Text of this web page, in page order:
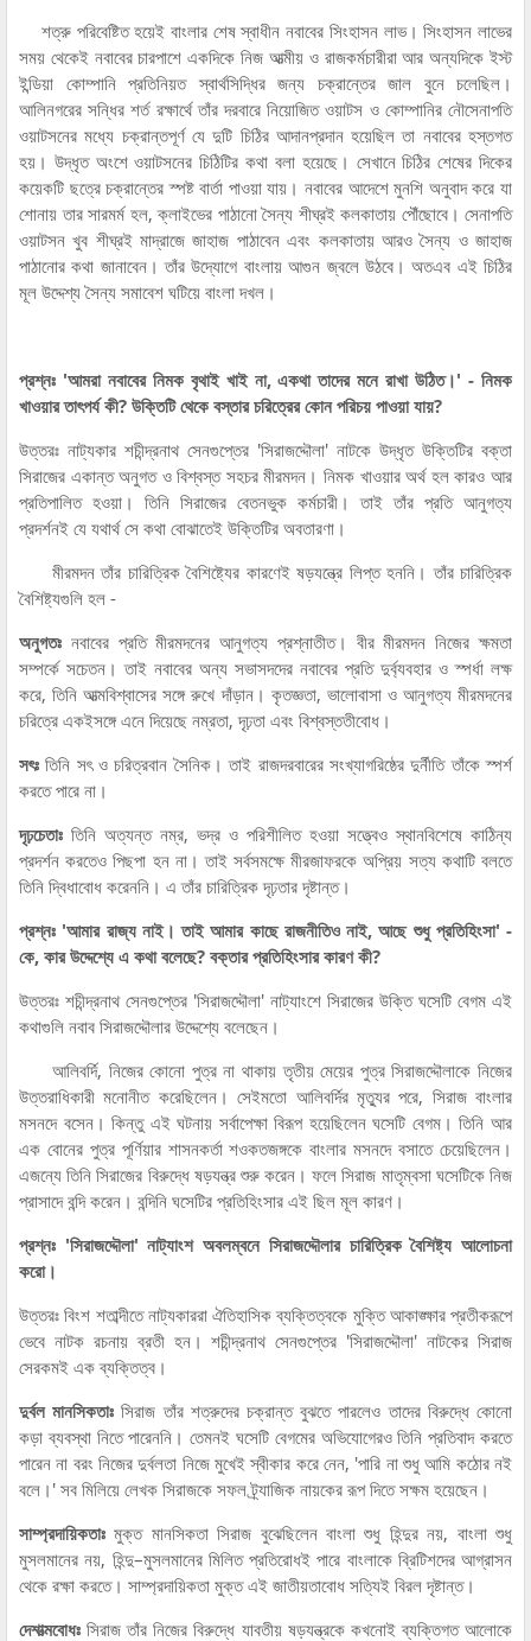
শত্রু পরিবেষ্টিত হয়েই বাংলার শেষ স্বাধীন নবাবের সিংহাসন লাভ। সিংহাসন লাভের
সময় থেকেই নবাবের চারপাশে একদিকে নিজ আত্মীয় ও রাজকর্মচারীরা আর অন্যদিকে ইস্ট
ইন্ডিয়া কোম্পানি প্রতিনিয়ত স্বার্থসিদ্ধির জন্য চক্রান্তের জাল বুনে চলেছিল।
আলিনগরের সন্ধির শর্ত রক্ষার্থে তাঁর দরবারে নিয়োজিত ওয়াটস ও কোম্পানির নৌসেনাপতি
ওয়াটসনের মধ্যে চক্রান্তপূর্ণ যে দুটি চিঠির আদানপ্রদান হয়েছিল তা নবাবের হস্তগত
হয়। উদ্ধৃত অংশে ওয়াটসনের চিঠিটির কথা বলা হয়েছে। সেখানে চিঠির শেষের দিকের
কয়েকটি ছত্রে চক্রান্তের স্পষ্ট বার্তা পাওয়া যায়। নবাবের আদেশে মুনশি অনুবাদ করে যা
শোনায় তার সারমর্ম হল, ক্লাইভের পাঠানো সৈন্য শীঘ্রই কলকাতায় পৌঁছোবে। সেনাপতি
ওয়াটসন খুব শীঘ্রই মাদ্রাজে জাহাজ পাঠাবেন এবং কলকাতায় আরও সৈন্য ও জাহাজ
পাঠানোর কথা জানাবেন। তাঁর উদ্যোগে বাংলায় আগুন জ্বলে উঠবে। অতএব এই চিঠির
মূল উদ্দেশ্য সৈন্য সমাবেশ ঘটিয়ে বাংলা দখল।
প্রশ্নঃ 'আমরা নবাবের নিমক বৃথাই খাই না, একথা তাদের মনে রাখা উঠিত।' - নিমক
খাওয়ার তাৎপর্য কী? উক্তিটি থেকে বস্তার চরিত্রের কোন পরিচয় পাওয়া যায়?
উত্তরঃ নাট্যকার শচীন্দ্রনাথ সেনগুপ্তের 'সিরাজদ্দৌলা' নাটকে উদ্ধৃত উক্তিটির বক্তা
সিরাজের একান্ত অনুগত ও বিশ্বস্ত সহচর মীরমদন। নিমক খাওয়ার অর্থ হল কারও আর
প্রতিপালিত হওয়া। তিনি সিরাজের বেতনভুক কর্মচারী। তাই তাঁর প্রতি আনুগত্য
প্রদর্শনই যে যথার্থ সে কথা বোঝাতেই উক্তিটির অবতারণা।
মীরমদন তাঁর চারিত্রিক বৈশিষ্ট্যের কারণেই ষড়যন্ত্রে লিপ্ত হননি। তাঁর চারিত্রিক
বৈশিষ্ট্যগুলি হল -
অনুগতঃ নবাবের প্রতি মীরমদনের আনুগত্য প্রশ্নাতীত। বীর মীরমদন নিজের ক্ষমতা
সম্পর্কে সচেতন। তাই নবাবের অন্য সভাসদদের নবাবের প্রতি দুর্ব্যবহার ও স্পর্ধা লক্ষ
করে, তিনি আত্মবিশ্বাসের সঙ্গে রুখে দাঁড়ান। কৃতজ্ঞতা, ভালোবাসা ও আনুগত্য মীরমদনের
চরিত্রে একইসঙ্গে এনে দিয়েছে নম্রতা, দৃঢ়তা এবং বিশ্বস্ততীবোধ।
সৎঃ তিনি সৎ ও চরিত্রবান সৈনিক। তাই রাজদরবারের সংখ্যাগরিষ্ঠের দুর্নীতি তাঁকে স্পর্শ
করতে পারে না।
দৃঢ়চেতাঃ তিনি অত্যন্ত নম্র, ভদ্র ও পরিশীলিত হওয়া সত্ত্বেও স্থানবিশেষে কাঠিন্য
প্রদর্শন করতেও পিছপা হন না। তাই সর্বসমক্ষে মীরজাফরকে অপ্রিয় সত্য কথাটি বলতে
তিনি দ্বিধাবোধ করেননি। এ তাঁর চারিত্রিক দৃঢ়তার দৃষ্টান্ত।
প্রশ্নঃ 'আমার রাজ্য নাই। তাই আমার কাছে রাজনীতিও নাই, আছে শুধু প্রতিহিংসা' -
কে, কার উদ্দেশ্যে এ কথা বলেছে? বক্তার প্রতিহিংসার কারণ কী?
উত্তরঃ শচীন্দ্রনাথ সেনগুপ্তের 'সিরাজদ্দৌলা' নাট্যাংশে সিরাজের উক্তি ঘসেটি বেগম এই
কথাগুলি নবাব সিরাজদ্দৌলার উদ্দেশ্যে বলেছেন।
আলিবর্দি, নিজের কোনো পুত্র না থাকায় তৃতীয় মেয়ের পুত্র সিরাজদ্দৌলাকে নিজের
উত্তরাধিকারী মনোনীত করেছিলেন। সেইমতো আলিবর্দির মৃত্যুর পরে, সিরাজ বাংলার
মসনদে বসেন। কিন্তু এই ঘটনায় সর্বাপেক্ষা বিরূপ হয়েছিলেন ঘসেটি বেগম। তিনি আর
এক বোনের পুত্র পূর্ণিয়ার শাসনকর্তা শওকতজঙ্গকে বাংলার মসনদে বসাতে চেয়েছিলেন।
এজন্যে তিনি সিরাজের বিরুদ্ধে ষড়যন্ত্র শুরু করেন। ফলে সিরাজ মাতৃম্বসা ঘসেটিকে নিজ
প্রাসাদে বন্দি করেন। বন্দিনি ঘসেটির প্রতিহিংসার এই ছিল মূল কারণ।
প্রশ্নঃ 'সিরাজদ্দৌলা' নাট্যাংশ অবলম্বনে সিরাজদ্দৌলার চারিত্রিক বৈশিষ্ট্য আলোচনা
করো।
উত্তরঃ বিংশ শতাব্দীতে নাট্যকাররা ঐতিহাসিক ব্যক্তিত্বকে মুক্তি আকাঙ্ক্ষার প্রতীকরূপে
ভেবে নাটক রচনায় ব্রতী হন। শচীন্দ্রনাথ সেনগুপ্তের 'সিরাজদ্দৌলা' নাটকের সিরাজ
সেরকমই এক ব্যক্তিত্ব।
দুর্বল মানসিকতাঃসিরাজ তাঁর শত্রুদের চক্রান্ত বুঝতে পারলেও তাদের বিরুদ্ধে কোনো
কড়া ব্যবস্থা নিতে পারেননি। তেমনই ঘসেটি বেগমের অভিযোগেরও তিনি প্রতিবাদ করতে
পারেন না বরং নিজের দুর্বলতা নিজে মুখেই স্বীকার করে নেন, 'পারি না শুধু আমি কঠোর নই
বলে।' সব মিলিয়ে লেখক সিরাজকে সফল ট্র্যাজিক নায়কের রূপ দিতে সক্ষম হয়েছেন।
সাম্প্রদায়িকতাঃ মুক্ত মানসিকতা সিরাজ বুঝেছিলেন বাংলা শুধু হিন্দুর নয়, বাংলা শুধু
মুসলমানের নয়, হিন্দু–মুসলমানের মিলিত প্রতিরোধই পারে বাংলাকে ব্রিটিশদের আগ্রাসন
থেকে রক্ষা করতে। সাম্প্রদায়িকতা মুক্ত এই জাতীয়তাবোধ সত্যিই বিরল দৃষ্টান্ত।
দেশাত্মবোধঃ সিরাজ তাঁর নিজের বিরুদ্ধে যাবতীয় ষড়যন্ত্রকে কখনোই ব্যক্তিগত আলোকে